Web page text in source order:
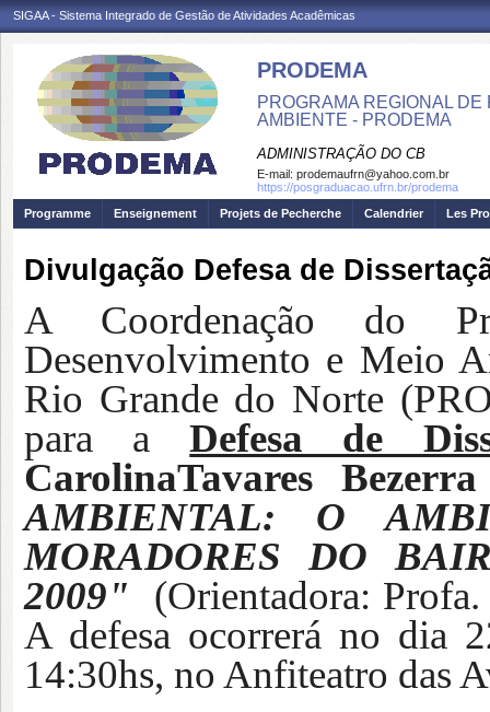
SIGAA - Sistema Integrado de Gestão de Atividades Acadêmicas
PRODEMA
PROGRAMA REGIONAL
AMBIENTE - PRODEMA
ADMINISTRAÇÃO DO CB
E-mail: prodemaufrn@yahoo.com.br
https://posgraduacao.ufrn.br/prodema
Programme
Enseignement Projets de Pecherche Calendrier Les
Divulgação Defesa de
A Coordenação do
Desenvolvimento e Meio
Rio Grande do Norte
para aDefesa de
CarolinaTavares
AMBIENTAL: O
MORADORES DO
2009" (Orientadora:
A defesa ocorrerá no dia
14:30hs, no Anfiteatro das